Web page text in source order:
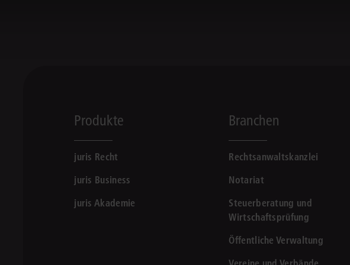
Produkte
juris Recht
juris Business
juris Akademie
Branchen
Rechtsanwaltskanzlei
Notariat
Steuerberatung und
Wirtschaftsprüfung
Öffentliche Verwaltung